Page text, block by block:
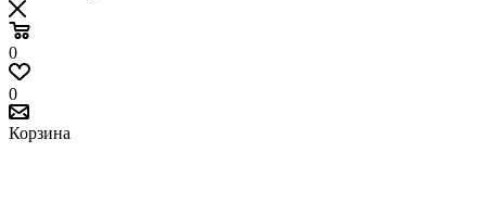
0
0
Корзина